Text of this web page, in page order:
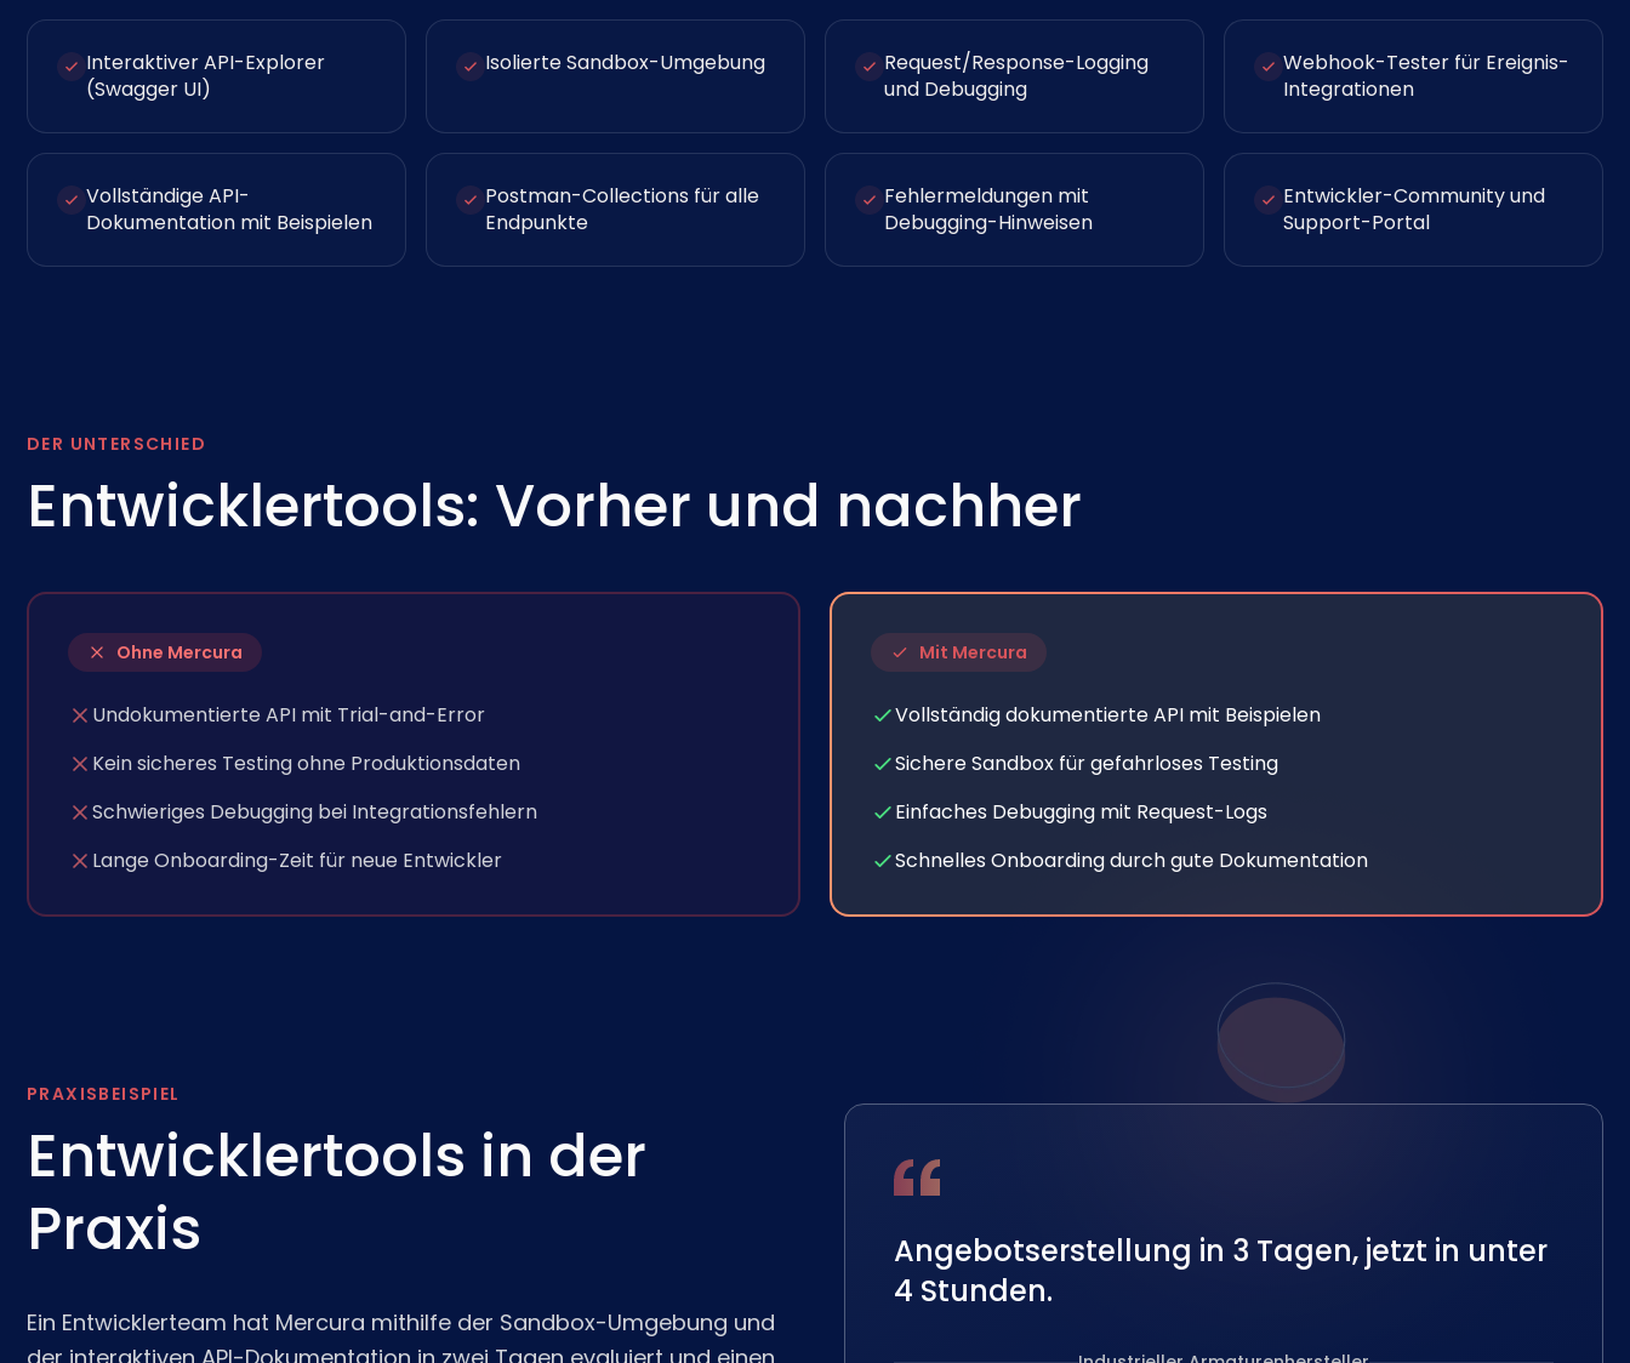
Interaktiver API-Explorer
(Swagger UI)
Isolierte Sandbox-Umgebung
Request/Response-Logging
und Debugging
Webhook-Tester für Ereignis-
Integrationen
Vollständige API-
Dokumentation mit Beispielen
Postman-Collections für alle
Endpunkte
Fehlermeldungen mit
Debugging-Hinweisen
Entwickler-Community und
Support-Portal
DER UNTERSCHIED
Entwicklertools: Vorher und nachher
Ohne Mercura
Undokumentierte API mit Trial-and-Error
Kein sicheres Testing ohne Produktionsdaten
Schwieriges Debugging bei Integrationsfehlern
Lange Onboarding-Zeit für neue Entwickler
Mit Mercura
Vollständig dokumentierte API mit Beispielen
Sichere Sandbox für gefahrloses Testing
Einfaches Debugging mit Request-Logs
Schnelles Onboarding durch gute Dokumentation
PRAXISBEISPIEL
Entwicklertools in der
Praxis
Ein Entwicklerteam hat Mercura mithilfe der Sandbox-Umgebung und
Angebotserstellung in 3 Tagen, jetzt in unter
4 Stunden.